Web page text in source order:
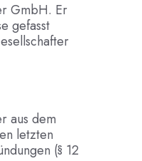
GmbH. Er
gefasst
aus dem
letzten
(§ 12